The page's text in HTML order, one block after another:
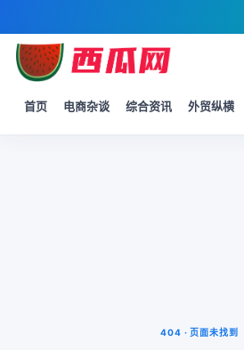
首页 电商杂谈 综合资讯 外贸纵横
404 · 页面未找到